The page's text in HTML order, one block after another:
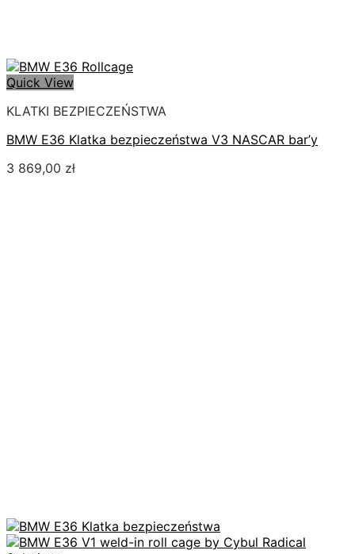
Quick View
KLATKI BEZPIECZEŃSTWA
BMW E36 Klatka bezpieczeństwa V3 NASCAR bar’y
3 869,00 zł